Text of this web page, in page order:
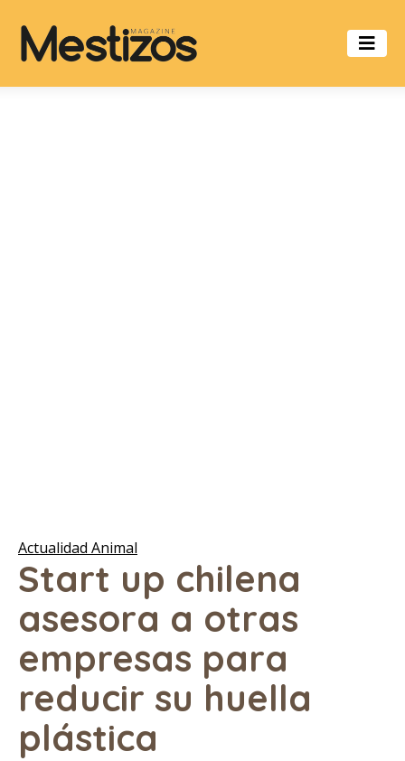
Actualidad Animal
Start up chilena
asesora a otras
empresas para
reducir su huella
plástica